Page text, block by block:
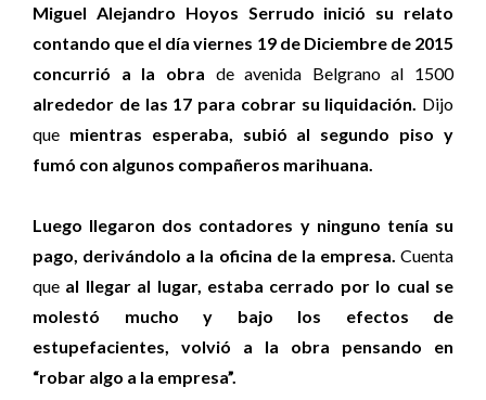
Miguel Alejandro Hoyos Serrudo inició su relato
contando que el día viernes 19 de Diciembre de 2015
concurrió a la obra de avenida Belgrano al 1500
alrededor de las 17 para cobrar su liquidación. Dijo
que mientras esperaba, subió al segundo piso y
fumó con algunos compañeros marihuana.
Luego llegaron dos contadores y ninguno tenía su
pago, derivándolo a la oficina de la empresa. Cuenta
que al llegar al lugar, estaba cerrado por lo cual se
molestó mucho y bajo los efectos de
estupefacientes, volvió a la obra pensando en
“robar algo a la empresa”.